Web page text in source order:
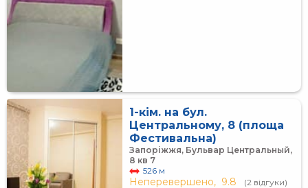
1-кім. на бул.
Центральному, 8 (площа
Фестивальна)
Запоріжжя, Бульвар Центральный,
8 кв 7
526 м
Неперевершено, 9.8 (2 відгуки)